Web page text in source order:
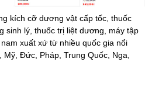
kích cỡ dương vật cấp tốc, thuốc
sinh lý, thuốc trị liệt dương, máy tập
xuất xứ từ nhiều quốc gia nổi
Đức, Pháp, Trung Quốc, Nga,